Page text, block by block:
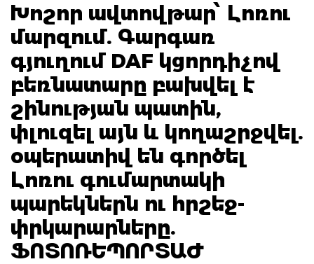
Խոշոր ավտովթար՝ Լոռու
մարզում. Գարգառ
գյուղում DAF կցորդիչով
բեռնատարը բախվել է
շինության պատին,
փլուզել այն և կողաշրջվել.
օպերատիվ են գործել
Լոռու գումարտակի
պարեկներն ու հրշեջ-
փրկարարները.
ՖՈՏՈՌԵՊՈՐՏԱԺ